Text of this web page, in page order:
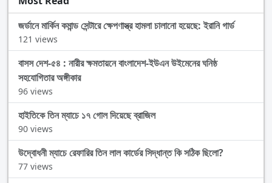
জর্ডানে মার্কিন কমান্ড সেন্টারে ক্ষেপণাস্ত্র হামলা চালানো হয়েছে: ইরানি গার্ড
121 views
বাসস দেশ-৫৪ : নারীর ক্ষমতায়নে বাংলাদেশ-ইউএন উইমেনের ঘনিষ্ঠ
সহযোগিতার অঙ্গীকার
96 views
হাইতিকে তিন ম্যাচে ১৭ গোল দিয়েছে ব্রাজিল
90 views
উদ্বোধনী ম্যাচে রেফারির তিন লাল কার্ডের সিদ্ধান্ত কি সঠিক ছিলো?
77 views